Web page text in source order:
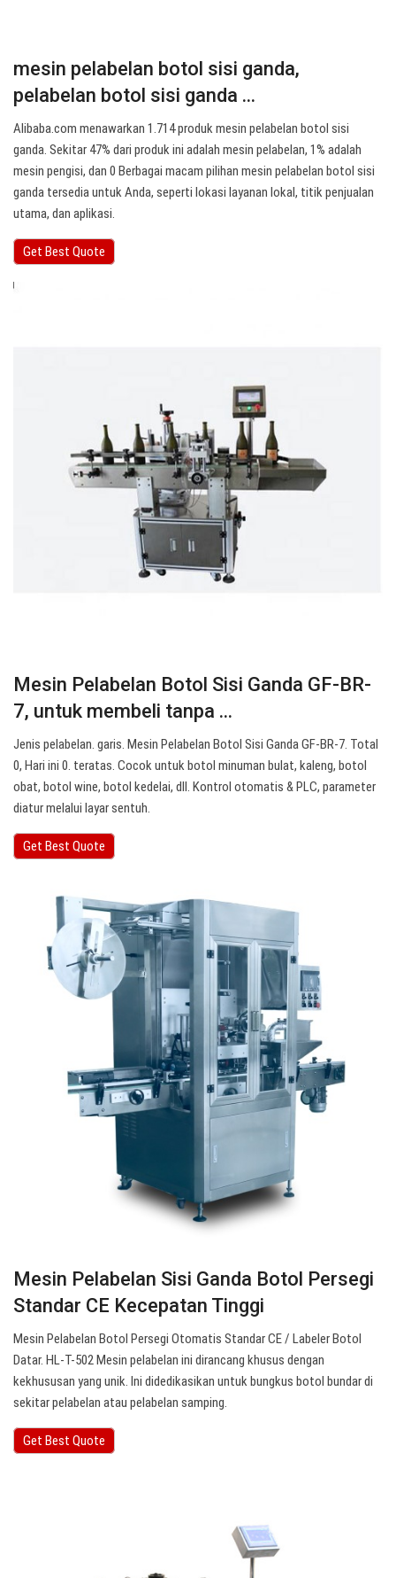
mesin pelabelan botol sisi ganda,
pelabelan botol sisi ganda ...
Alibaba.com menawarkan 1.714 produk mesin pelabelan botol sisi
ganda. Sekitar 47% dari produk ini adalah mesin pelabelan, 1% adalah
mesin pengisi, dan 0 Berbagai macam pilihan mesin pelabelan botol sisi
ganda tersedia untuk Anda, seperti lokasi layanan lokal, titik penjualan
utama, dan aplikasi.
Get Best Quote
Mesin Pelabelan Botol Sisi Ganda GF-BR-
7, untuk membeli tanpa ...
Jenis pelabelan. garis. Mesin Pelabelan Botol Sisi Ganda GF-BR-7. Total
0, Hari ini 0. teratas. Cocok untuk botol minuman bulat, kaleng, botol
obat, botol wine, botol kedelai, dll. Kontrol otomatis & PLC, parameter
diatur melalui layar sentuh.
Get Best Quote
Mesin Pelabelan Sisi Ganda Botol Persegi
Standar CE Kecepatan Tinggi
Mesin Pelabelan Botol Persegi Otomatis Standar CE / Labeler Botol
Datar. HL-T-502 Mesin pelabelan ini dirancang khusus dengan
kekhususan yang unik. Ini didedikasikan untuk bungkus botol bundar di
sekitar pelabelan atau pelabelan samping.
Get Best Quote